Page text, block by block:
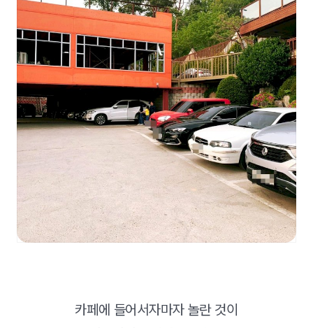
카페에 들어서자마자 놀란 것이